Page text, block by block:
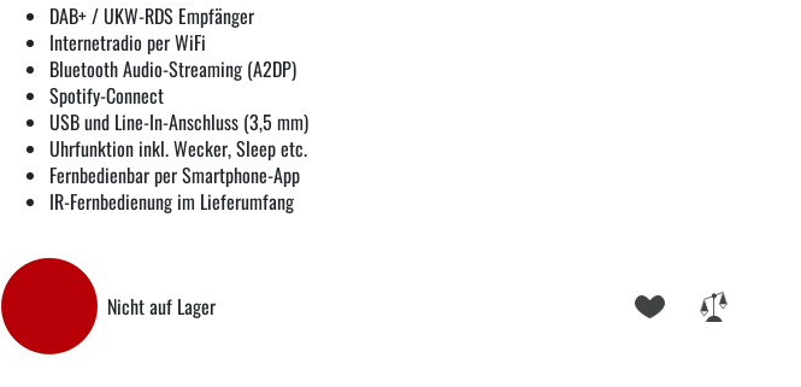
DAB+ / UKW-RDS Empfänger
Internetradio per WiFi
Bluetooth Audio-Streaming (A2DP)
Spotify-Connect
USB und Line-In-Anschluss (3,5 mm)
Uhrfunktion inkl. Wecker, Sleep etc.
Fernbedienbar per Smartphone-App
IR-Fernbedienung im Lieferumfang
Nicht auf Lager